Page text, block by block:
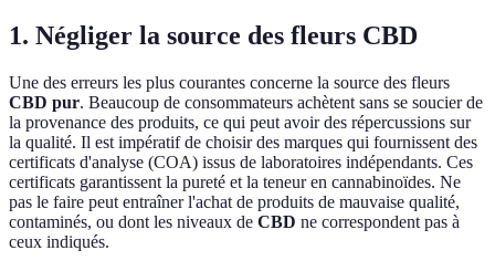
1. Négliger la source des fleurs CBD
Une des erreurs les plus courantes concerne la source des fleurs
CBD pur. Beaucoup de consommateurs achètent sans se soucier de
la provenance des produits, ce qui peut avoir des répercussions sur
la qualité. Il est impératif de choisir des marques qui fournissent des
certificats d'analyse (COA) issus de laboratoires indépendants. Ces
certificats garantissent la pureté et la teneur en cannabinoïdes. Ne
pas le faire peut entraîner l'achat de produits de mauvaise qualité,
contaminés, ou dont les niveaux de CBD ne correspondent pas à
ceux indiqués.